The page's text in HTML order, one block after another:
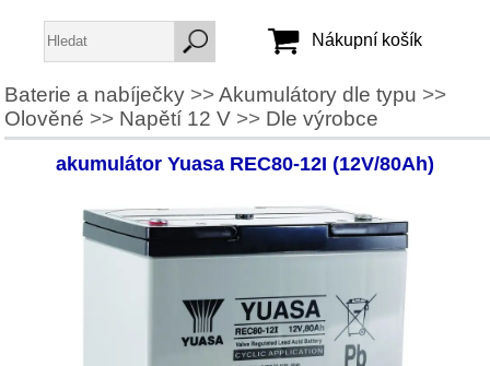
Jméno:
Heslo:
Vytvořit účet
Zapomenuté heslo
Nákupní košík
Baterie a nabíječky>>Akumulátory dle typu >>
Olověné >> Napětí 12 V>> Dle výrobce
akumulátor Yuasa REC80-12I (12V/80Ah)